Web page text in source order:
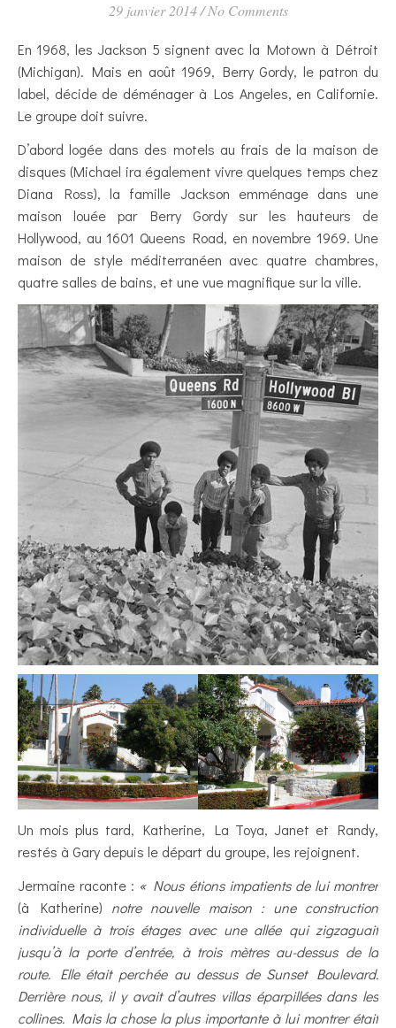
29 janvier 2014 / No Comments
En 1968, les Jackson 5 signent avec la Motown à Détroit
(Michigan). Mais en août 1969, Berry Gordy, le patron du
label, décide de déménager à Los Angeles, en Californie.
Le groupe doit suivre.
D’abord logée dans des motels au frais de la maison de
disques (Michael ira également vivre quelques temps chez
Diana Ross), la famille Jackson emménage dans une
maison louée par Berry Gordy sur les hauteurs de
Hollywood, au 1601 Queens Road, en novembre 1969. Une
maison de style méditerranéen avec quatre chambres,
quatre salles de bains, et une vue magnifique sur la ville.
Un mois plus tard, Katherine, La Toya, Janet et Randy,
restés à Gary depuis le départ du groupe, les rejoignent.
Jermaine raconte : « Nous étions impatients de lui montrer
(à Katherine) notre nouvelle maison : une construction
individuelle à trois étages avec une allée qui zigzaguait
jusqu’à la porte d’entrée, à trois mètres au-dessus de la
route. Elle était perchée au dessus de Sunset Boulevard.
Derrière nous, il y avait d’autres villas éparpillées dans les
collines. Mais la chose la plus importante à lui montrer était